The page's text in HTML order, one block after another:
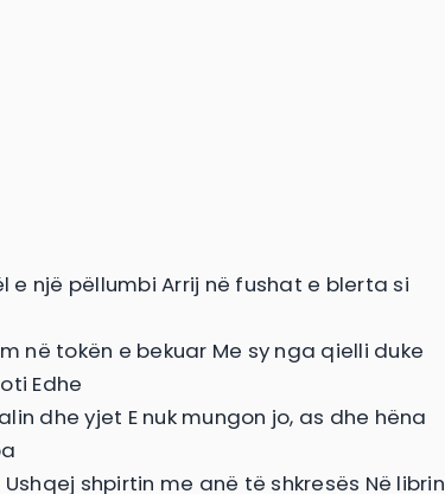
e një pëllumbi Arrij në fushat e blerta si
në tokën e bekuar Me sy nga qielli duke
Edhe
dhe yjet E nuk mungon jo, as dhe hëna
shpirtin me anë të shkresës Në librin